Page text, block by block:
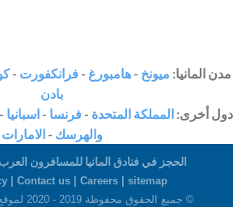
مدن المانيا: ميونخ -هامبورغ - فرانكفورت -
بادن
دول أخرى: المملكة المتحدة - فرنسا - اسبانيا -
والهرسك -الامارات
الحجز في فنادق المانيا للمسافرون
| Contact us Careers
sitemap
© جميع الحقوق محفوظة 2019 - 2020 لموقع Arab-Hotels.com .